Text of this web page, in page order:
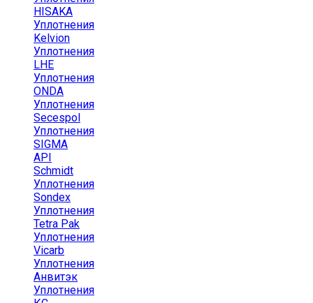
HISAKA
Уплотнения
Kelvion
Уплотнения
LHE
Уплотнения
ONDA
Уплотнения
Secespol
Уплотнения
SIGMA
API
Schmidt
Уплотнения
Sondex
Уплотнения
Tetra Pak
Уплотнения
Vicarb
Уплотнения
Анвитэк
Уплотнения